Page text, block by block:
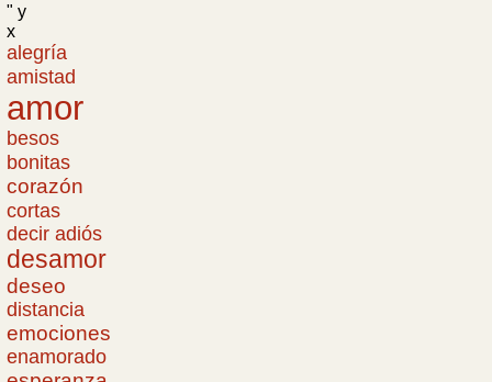
" y
x
alegría
amistad
amor
besos
bonitas
corazón
cortas
decir adiós
desamor
deseo
distancia
emociones
enamorado